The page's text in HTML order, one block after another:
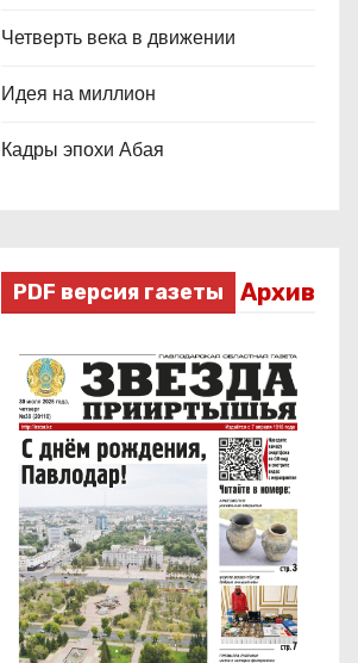
Четверть века в движении
Идея на миллион
Кадры эпохи Абая
PDF версия газеты Архив